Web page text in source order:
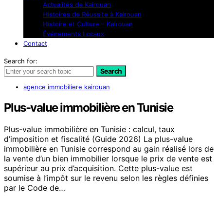
Actualités de Kairouan
Histoires de Réussite à Kairouan
Histoire et Culture – Kairouan
Événements Locaux
Contact
Search for:
Search
agence immobiliere kairouan
Plus-value immobilière en Tunisie
Plus-value immobilière en Tunisie : calcul, taux
d’imposition et fiscalité (Guide 2026) La plus-value
immobilière en Tunisie correspond au gain réalisé lors de
la vente d’un bien immobilier lorsque le prix de vente est
supérieur au prix d’acquisition. Cette plus-value est
soumise à l’impôt sur le revenu selon les règles définies
par le Code de…